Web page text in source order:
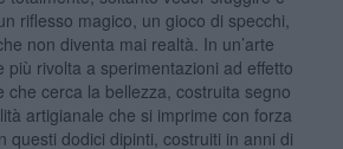
riflesso magico, un gioco di specchi,
non diventa mai realtà. In un’arte
rivolta a sperimentazioni ad effetto
che cerca la bellezza, costruita segno
artigianale che si imprime con forza
questi dodici dipinti, costruiti in anni di